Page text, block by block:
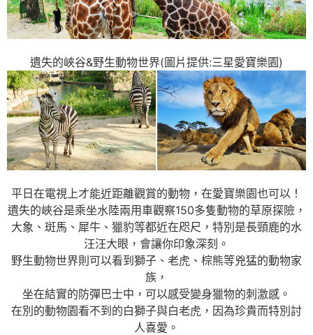
遺失的峽谷&野生動物世界(圖片提供:三星愛寶樂園)
平日在電視上才能近距離觀賞的動物，在愛寶樂園也可以！
遺失的峽谷是乘坐水陸兩用車觀察150多隻動物的草原探險，
大象、斑馬、犀牛、獵豹等都近在咫尺，特別是長頸鹿的水
汪汪大眼，會讓你印象深刻。
野生動物世界則可以看到獅子、老虎、棕熊等兇猛的動物家
族，
坐在結實的防彈巴士中，可以感受變身獵物的刺激感。
在別的動物園看不到的白獅子與白老虎，因為珍貴而特別討
人喜愛。